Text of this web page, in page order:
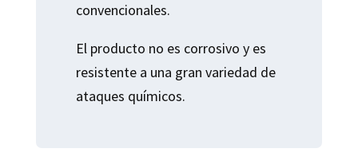
convencionales.
El producto no es corrosivo y es
resistente a una gran variedad de
ataques químicos.